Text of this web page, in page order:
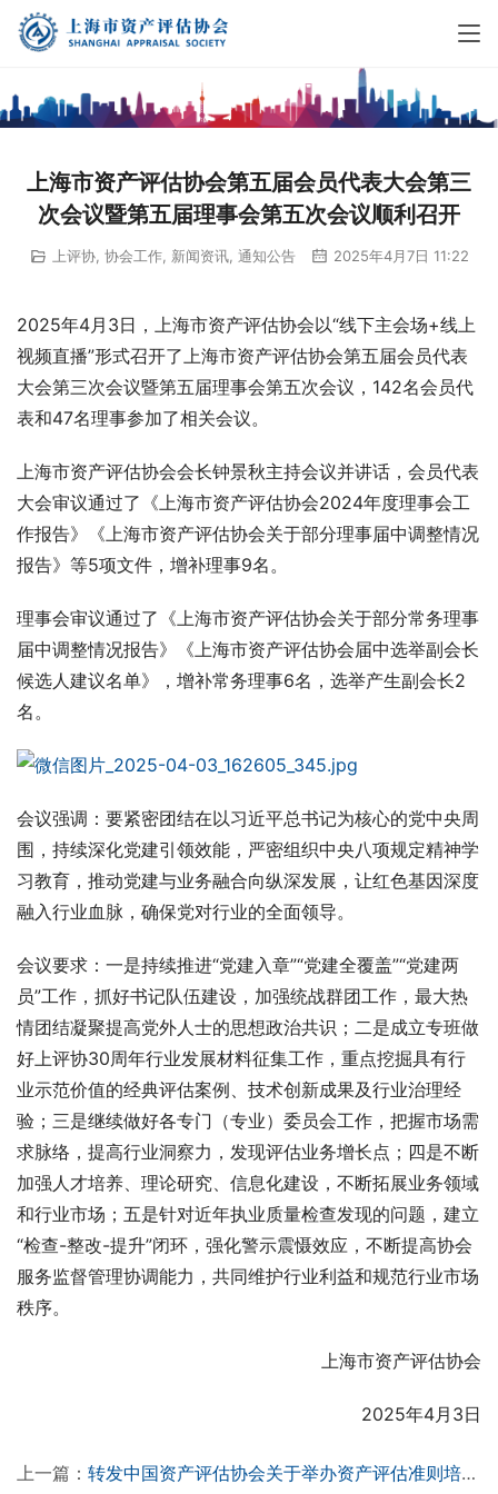
上海市资产评估协会第五届会员代表大会第三
次会议暨第五届理事会第五次会议顺利召开
上评协, 协会工作, 新闻资讯, 通知公告 2025年4月7日 11:22
2025年4月3日，上海市资产评估协会以“线下主会场+线上
视频直播”形式召开了上海市资产评估协会第五届会员代表
大会第三次会议暨第五届理事会第五次会议，142名会员代
表和47名理事参加了相关会议。
上海市资产评估协会会长钟景秋主持会议并讲话，会员代表
大会审议通过了《上海市资产评估协会2024年度理事会工
作报告》《上海市资产评估协会关于部分理事届中调整情况
报告》等5项文件，增补理事9名。
理事会审议通过了《上海市资产评估协会关于部分常务理事
届中调整情况报告》《上海市资产评估协会届中选举副会长
候选人建议名单》，增补常务理事6名，选举产生副会长2
名。
会议强调：要紧密团结在以习近平总书记为核心的党中央周
围，持续深化党建引领效能，严密组织中央八项规定精神学
习教育，推动党建与业务融合向纵深发展，让红色基因深度
融入行业血脉，确保党对行业的全面领导。
会议要求：一是持续推进“党建入章”“党建全覆盖”“党建两
员”工作，抓好书记队伍建设，加强统战群团工作，最大热
情团结凝聚提高党外人士的思想政治共识；二是成立专班做
好上评协30周年行业发展材料征集工作，重点挖掘具有行
业示范价值的经典评估案例、技术创新成果及行业治理经
验；三是继续做好各专门（专业）委员会工作，把握市场需
求脉络，提高行业洞察力，发现评估业务增长点；四是不断
加强人才培养、理论研究、信息化建设，不断拓展业务领域
和行业市场；五是针对近年执业质量检查发现的问题，建立
“检查-整改-提升”闭环，强化警示震慑效应，不断提高协会
服务监督管理协调能力，共同维护行业利益和规范行业市场
秩序。
上海市资产评估协会
2025年4月3日
上一篇： 转发中国资产评估协会关于举办资产评估准则培训班的通知